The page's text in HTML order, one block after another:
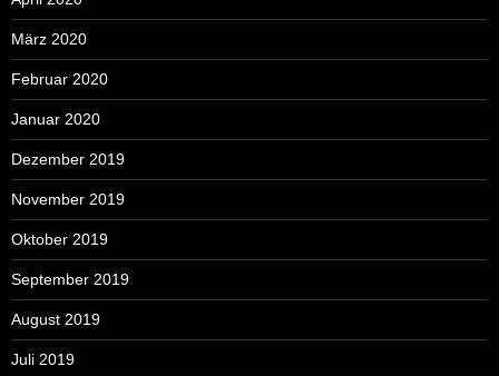
März 2020
Februar 2020
Januar 2020
Dezember 2019
November 2019
Oktober 2019
September 2019
August 2019
Juli 2019